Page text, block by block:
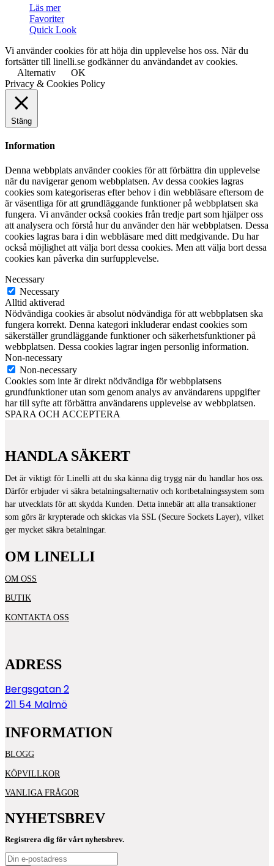
Läs mer
Favoriter
Quick Look
Vi använder cookies för att höja din upplevelse hos oss. När du
fortsätter till linelli.se godkänner du användandet av cookies.
Alternativ
OK
Privacy & Cookies Policy
Stäng
Information
Denna webbplats använder cookies för att förbättra din upplevelse
när du navigerar genom webbplatsen. Av dessa cookies lagras
cookies som kategoriseras efter behov i din webbläsare eftersom de
är väsentliga för att grundläggande funktioner på webbplatsen ska
fungera. Vi använder också cookies från tredje part som hjälper oss
att analysera och förstå hur du använder den här webbplatsen. Dessa
cookies lagras bara i din webbläsare med ditt medgivande. Du har
också möjlighet att välja bort dessa cookies. Men att välja bort dessa
cookies kan påverka din surfupplevelse.
Necessary
Necessary
Alltid aktiverad
Nödvändiga cookies är absolut nödvändiga för att webbplatsen ska
fungera korrekt. Denna kategori inkluderar endast cookies som
säkerställer grundläggande funktioner och säkerhetsfunktioner på
webbplatsen. Dessa cookies lagrar ingen personlig information.
Non-necessary
Non-necessary
Cookies som inte är direkt nödvändiga för webbplatsens
grundfunktioner utan som genom analys av användarens uppgifter
har till syfte att förbättra användarens upplevelse av webbplatsen.
SPARA OCH ACCEPTERA
HANDLA SÄKERT
Det är viktigt för Linelli att du ska känna dig trygg när du handlar hos oss.
Därför erbjuder vi säkra betalningsalternativ och kortbetalningssystem som
har utvecklats för att skydda Kunden. Detta innebär att alla transaktioner
som görs är krypterade och skickas via SSL (Secure Sockets Layer), vilket
ger mycket säkra betalningar.
OM LINELLI
OM OSS
BUTIK
KONTAKTA OSS
ADRESS
Bergsgatan 2
211 54 Malmö
INFORMATION
BLOGG
KÖPVILLKOR
VANLIGA FRÅGOR
NYHETSBREV
Registrera dig för vårt nyhetsbrev.